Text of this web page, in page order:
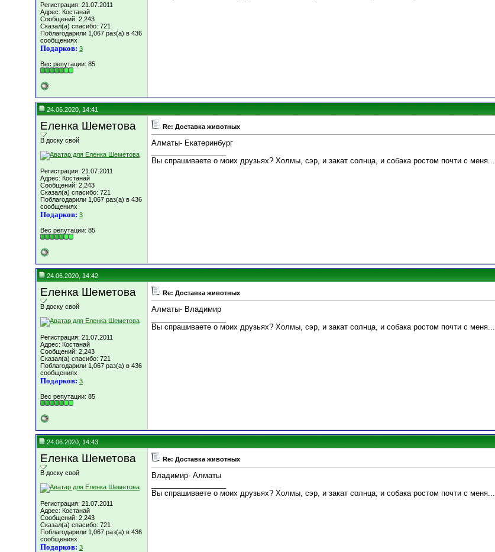
Регистрация: 21.07.2011
Адрес: Костанай
Сообщений: 2,243
Сказал(а) спасибо: 721
Поблагодарили 1,067 раз(а) в 436
сообщениях
Подарков: 3
Вес репутации: 85
24.06.2020, 14:41
Еленка Шеметова
В доску свой
Регистрация: 21.07.2011
Адрес: Костанай
Сообщений: 2,243
Сказал(а) спасибо: 721
Поблагодарили 1,067 раз(а) в 436
сообщениях
Подарков: 3
Вес репутации: 85
Re: Доставка животных
Алматы- Екатеринбург
Вы спрашиваете о моих друзьях? Холмы, сэр, и закат солнца, и собака ростом почти с меня...
24.06.2020, 14:42
Еленка Шеметова
В доску свой
Регистрация: 21.07.2011
Адрес: Костанай
Сообщений: 2,243
Сказал(а) спасибо: 721
Поблагодарили 1,067 раз(а) в 436
сообщениях
Подарков: 3
Вес репутации: 85
Re: Доставка животных
Алматы- Владимир
Вы спрашиваете о моих друзьях? Холмы, сэр, и закат солнца, и собака ростом почти с меня...
24.06.2020, 14:43
Еленка Шеметова
В доску свой
Регистрация: 21.07.2011
Адрес: Костанай
Сообщений: 2,243
Сказал(а) спасибо: 721
Поблагодарили 1,067 раз(а) в 436
сообщениях
Подарков: 3
Re: Доставка животных
Владимир- Алматы
Вы спрашиваете о моих друзьях? Холмы, сэр, и закат солнца, и собака ростом почти с меня...